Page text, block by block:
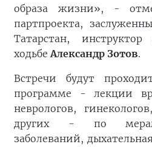
образа жизни», -
партпроекта,
Татарстан,
ходьбеАлександр Зотов.
Встречи будут
программе - лекции
неврологов,
других - по мерам
заболеваний,